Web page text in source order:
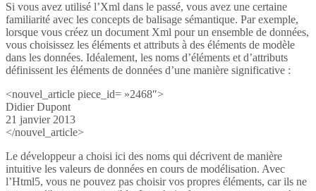
Si vous avez utilisé l’Xml dans le passé, vous avez une certaine
familiarité avec les concepts de balisage sémantique. Par exemple,
lorsque vous créez un document Xml pour un ensemble de données,
vous choisissez les éléments et attributs à des éléments de modèle
dans les données. Idéalement, les noms d’éléments et d’attributs
définissent les éléments de données d’une manière significative :
<nouvel_article piece_id= »2468″>
Didier Dupont
21 janvier 2013
</nouvel_article>
Le développeur a choisi ici des noms qui décrivent de manière
intuitive les valeurs de données en cours de modélisation. Avec
l’Html5, vous ne pouvez pas choisir vos propres éléments, car ils ne